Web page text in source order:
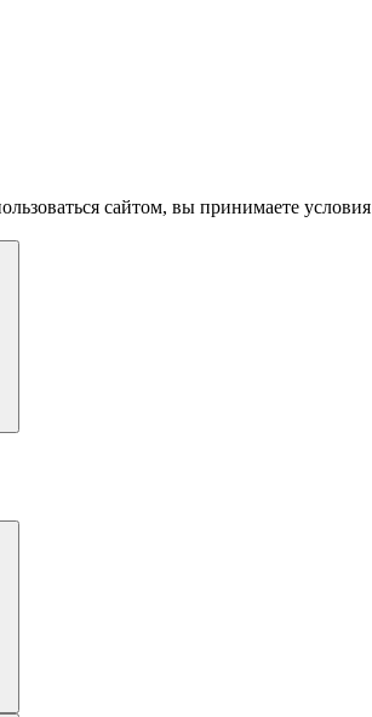
сайтом, вы принимаете условия